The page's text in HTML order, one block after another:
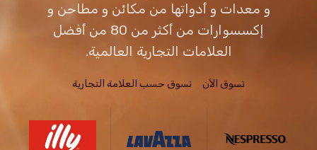
و معدات و أدواتها من مكائن و مطاحن و
إكسسوارات من أكثر من 80 من أفضل
العلامات التجارية العالمية.
تسوق الاَن تسوق حسب العلامة التجارية